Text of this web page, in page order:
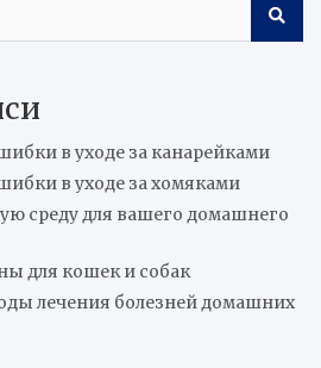
в уходе за канарейками
в уходе за хомяками
среду для вашего домашнего
для кошек и собак
лечения болезней домашних